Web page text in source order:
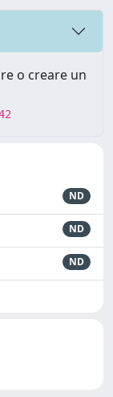
o creare un
ND
ND
ND